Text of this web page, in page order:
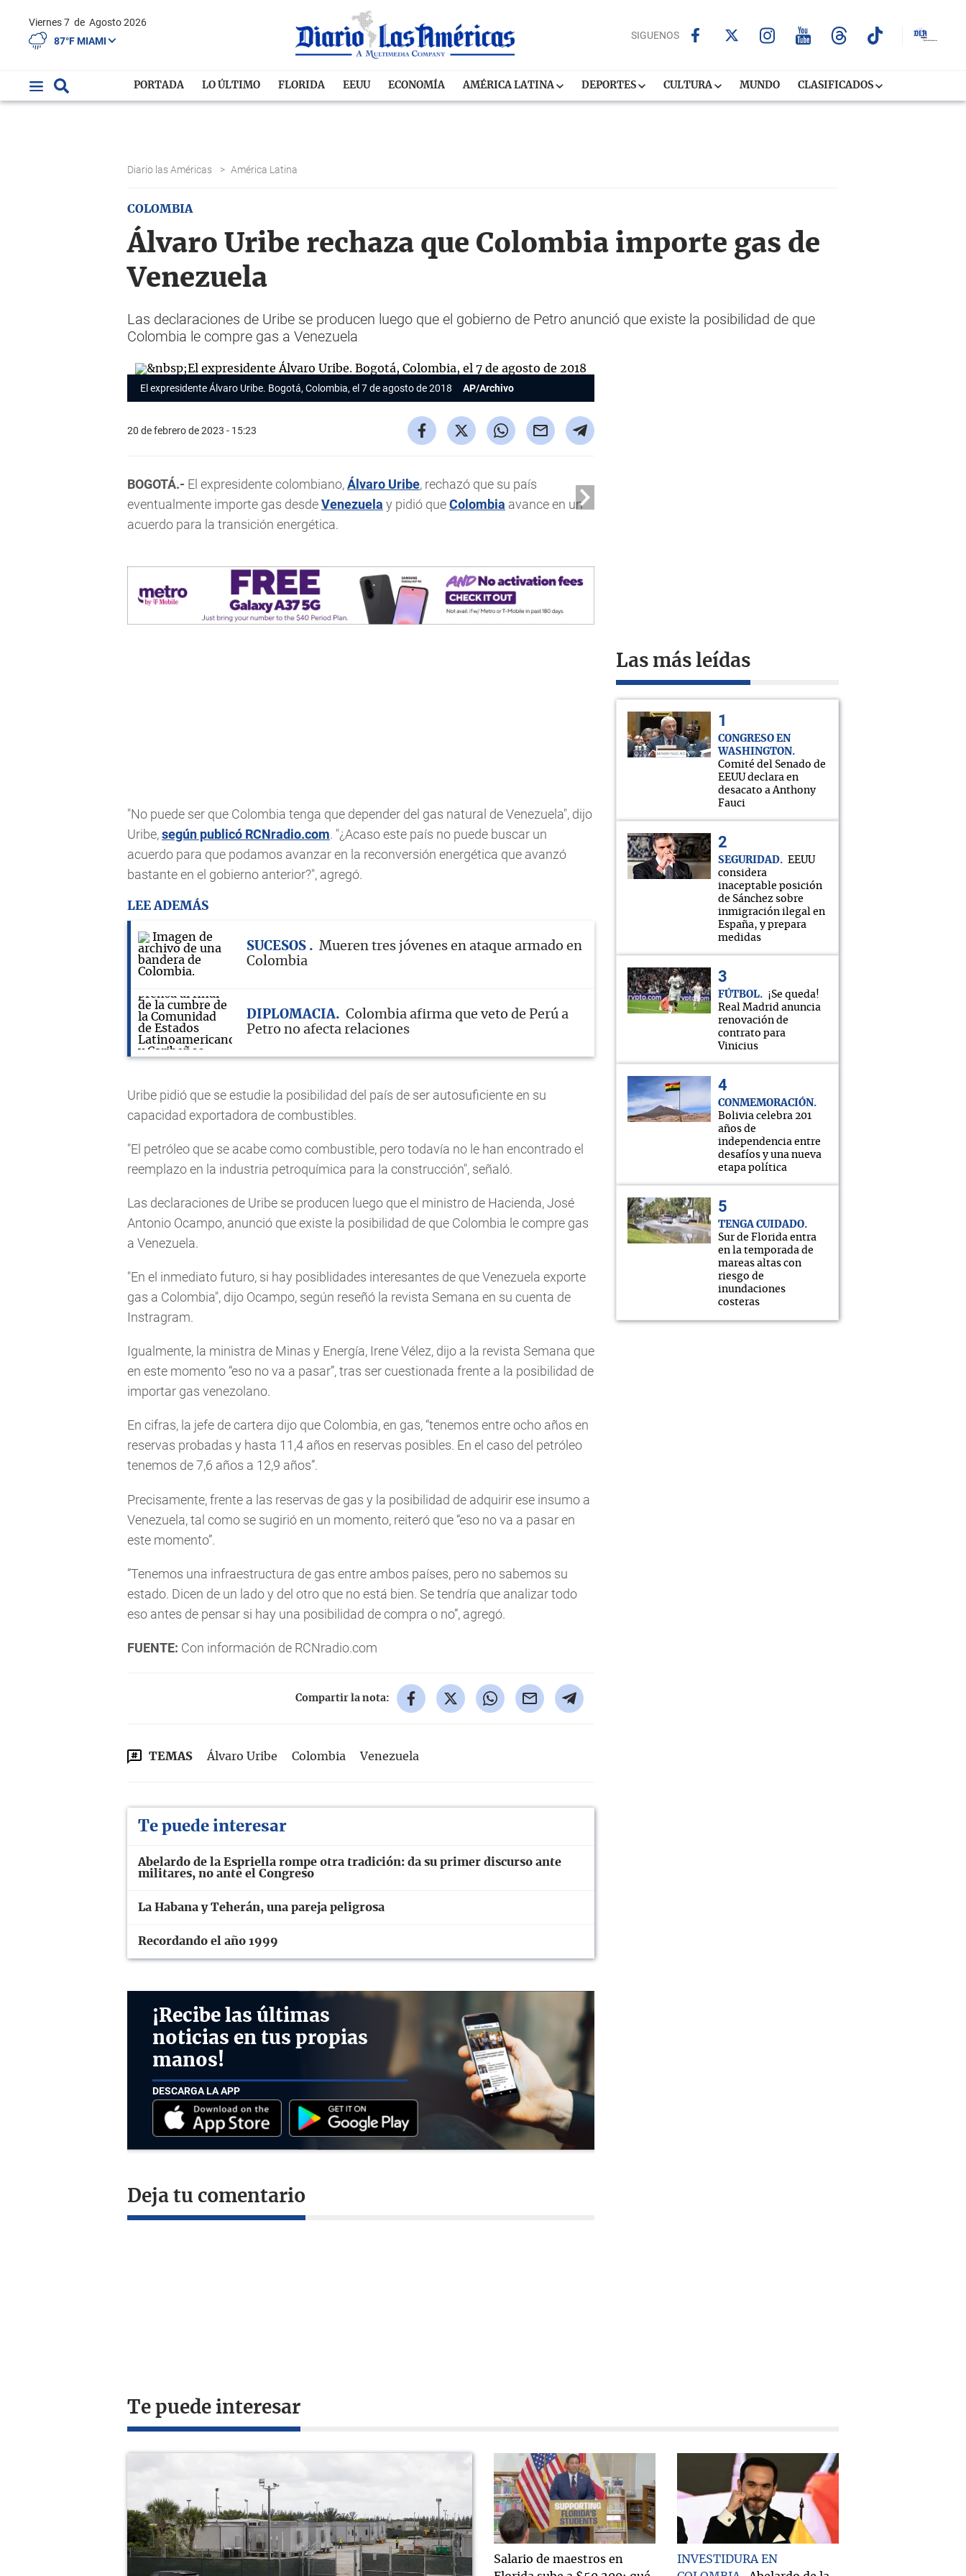
Viernes 7 de Agosto 2026
87°F MIAMI
SIGUENOS
PORTADA LO ÚLTIMO FLORIDA EEUU ECONOMÍA AMÉRICA LATINA DEPORTES CULTURA MUNDO CLASIFICADOS
Diario las Américas > América Latina
COLOMBIA
Álvaro Uribe rechaza que Colombia importe gas de
Venezuela
Las declaraciones de Uribe se producen luego que el gobierno de Petro anunció que existe la posibilidad de que
Colombia le compre gas a Venezuela
El expresidente Álvaro Uribe. Bogotá, Colombia, el 7 de agosto de 2018 AP/Archivo
20 de febrero de 2023 - 15:23
BOGOTÁ.- El expresidente colombiano,Álvaro Uribe, rechazó que su país
eventualmente importe gas desdeVenezuela y pidió queColombia avance en un
acuerdo para la transición energética.
"No puede ser que Colombia tenga que depender del gas natural de Venezuela", dijo
Uribe,según publicó RCNradio.com. "¿Acaso este país no puede buscar un
acuerdo para que podamos avanzar en la reconversión energética que avanzó
bastante en el gobierno anterior?", agregó.
LEE ADEMÁS
SUCESOS
Mueren tres jóvenes en ataque armado en
Colombia
DIPLOMACIA
Colombia afirma que veto de Perú a
Petro no afecta relaciones
Uribe pidió que se estudie la posibilidad del país de ser autosuficiente en su
capacidad exportadora de combustibles.
"El petróleo que se acabe como combustible, pero todavía no le han encontrado el
reemplazo en la industria petroquímica para la construcción", señaló.
Las declaraciones de Uribe se producen luego que el ministro de Hacienda, José
Antonio Ocampo, anunció que existe la posibilidad de que Colombia le compre gas
a Venezuela.
"En el inmediato futuro, si hay posiblidades interesantes de que Venezuela exporte
gas a Colombia", dijo Ocampo, según reseñó la revista Semana en su cuenta de
Instragram.
Igualmente, la ministra de Minas y Energía, Irene Vélez, dijo a la revista Semana que
en este momento “eso no va a pasar”, tras ser cuestionada frente a la posibilidad de
importar gas venezolano.
En cifras, la jefe de cartera dijo que Colombia, en gas, “tenemos entre ocho años en
reservas probadas y hasta 11,4 años en reservas posibles. En el caso del petróleo
tenemos de 7,6 años a 12,9 años”.
Precisamente, frente a las reservas de gas y la posibilidad de adquirir ese insumo a
Venezuela, tal como se sugirió en un momento, reiteró que “eso no va a pasar en
este momento”.
”Tenemos una infraestructura de gas entre ambos países, pero no sabemos su
estado. Dicen de un lado y del otro que no está bien. Se tendría que analizar todo
eso antes de pensar si hay una posibilidad de compra o no”, agregó.
FUENTE: Con información de RCNradio.com
Compartir la nota:
TEMAS Álvaro Uribe Colombia Venezuela
Te puede interesar
Abelardo de la Espriella rompe otra tradición: da su primer discurso ante
militares, no ante el Congreso
La Habana y Teherán, una pareja peligrosa
Recordando el año 1999
¡Recibe las últimas
noticias en tus propias
manos!
DESCARGA LA APP
Deja tu comentario
Las más leídas
CONGRESO EN
WASHINGTON
Comité del Senado de
EEUU declara en
desacato a Anthony
Fauci
SEGURIDAD
EEUU
considera
inaceptable posición
de Sánchez sobre
inmigración ilegal en
España, y prepara
medidas
FÚTBOL
¡Se queda!
Real Madrid anuncia
renovación de
contrato para
Vinicius
CONMEMORACIÓN
Bolivia celebra 201
años de
independencia entre
desafíos y una nueva
etapa política
TENGA CUIDADO
Sur de Florida entra
en la temporada de
mareas altas con
riesgo de
inundaciones
costeras
Te puede interesar
Salario de maestros en
INVESTIDURA EN